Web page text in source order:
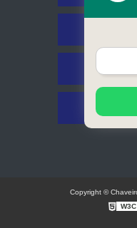
Copyright ©
W3C